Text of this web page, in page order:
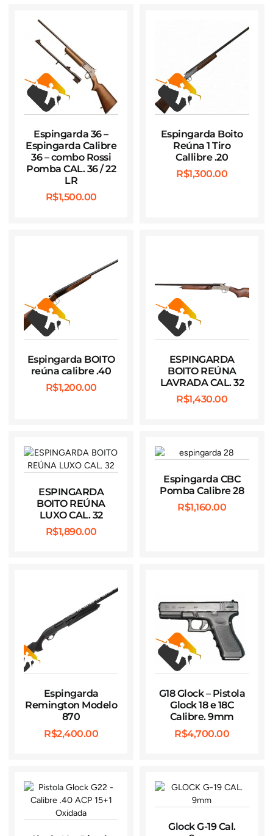
Espingarda 36 –
Espingarda Calibre
36 – combo Rossi
Pomba CAL. 36 / 22
LR
R$1,500.00
Espingarda Boito
Reúna 1 Tiro
Callibre .20
R$1,300.00
Espingarda BOITO
reúna calibre .40
R$1,200.00
ESPINGARDA
BOITO REÚNA
LAVRADA CAL. 32
R$1,430.00
ESPINGARDA
BOITO REÚNA
LUXO CAL. 32
R$1,890.00
Espingarda CBC
Pomba Calibre 28
R$1,160.00
Espingarda
Remington Modelo
870
R$2,400.00
G18 Glock – Pistola
Glock 18 e 18C
Calibre. 9mm
R$4,700.00
Glock G-19 Cal.